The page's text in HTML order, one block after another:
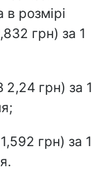
розмірі
грн) за 1
грн) за 1
грн) за 1